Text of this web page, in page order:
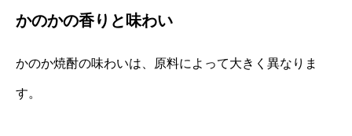
かのかの香りと味わい
かのか焼酎の味わいは、原料によって大きく異なりま
す。